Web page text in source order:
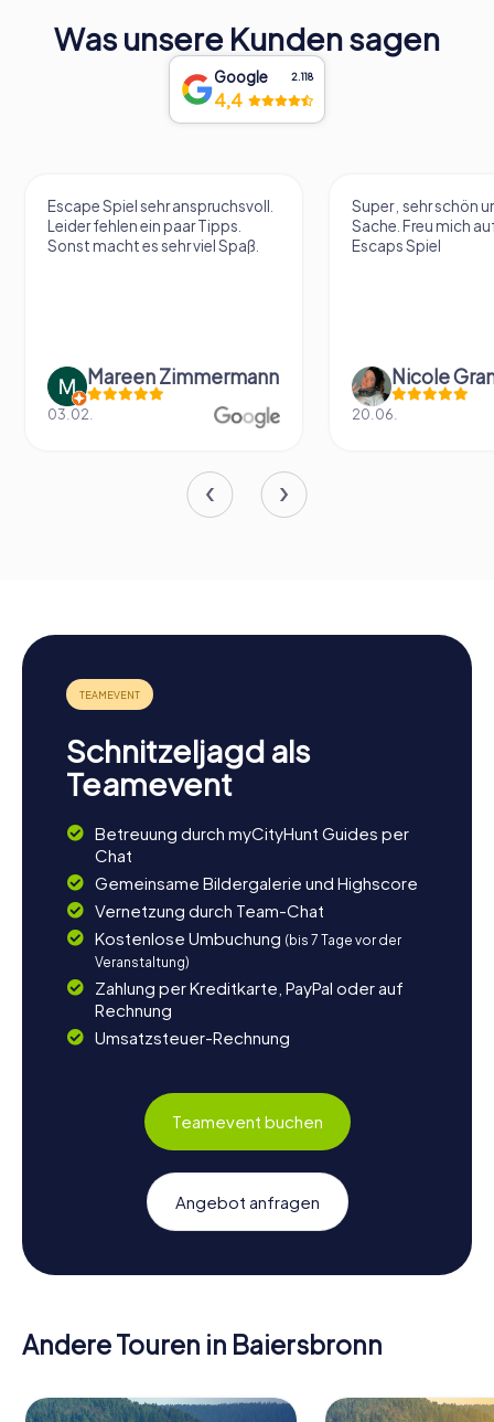
Was unsere Kunden sagen
Google 2.118
4,4
Escape Spiel sehr anspruchsvoll.
Leider fehlen ein paar Tipps.
Sonst macht es sehr viel Spaß.
Mareen Zimmermann
03.02.
Super , sehr schön
Sache. Freu mich
Escaps Spiel
Nicole
20.06.
Schnitzeljagd als
Teamevent
Betreuung durch myCityHunt Guides per
Chat
Gemeinsame Bildergalerie und Highscore
Vernetzung durch Team-Chat
Kostenlose Umbuchung (bis 7 Tage vor der
Veranstaltung)
Zahlung per Kreditkarte, PayPal oder auf
Rechnung
Umsatzsteuer-Rechnung
Teamevent buchen
Angebot anfragen
Andere Touren in Baiersbronn